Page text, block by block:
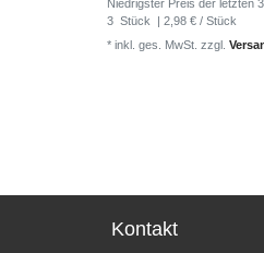
Niedrigster Preis der letzten
3 Stück
| 2,98 € / Stück
*inkl. ges. MwSt. zzgl.
Kontakt